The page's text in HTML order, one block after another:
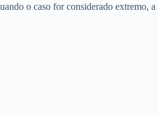
o caso for considerado extremo, a